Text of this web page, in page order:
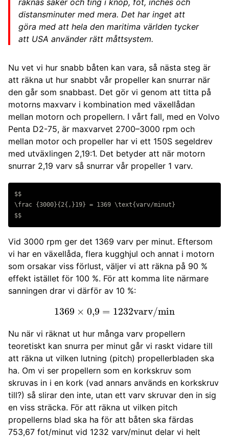
räknas saker och ting i knop, fot, inches och
distansminuter med mera. Det har inget att
göra med att hela den maritima världen tycker
att USA använder rätt måttsystem.
Nu vet vi hur snabb båten kan vara, så nästa steg är
att räkna ut hur snabbt vår propeller kan snurrar när
den går som snabbast. Det gör vi genom att titta på
motorns maxvarv i kombination med växellådan
mellan motorn och propellern. I vårt fall, med en Volvo
Penta D2-75, är maxvarvet 2700–3000 rpm och
mellan motor och propeller har vi ett 150S segeldrev
med utväxlingen 2,19:1. Det betyder att när motorn
snurrar 2,19 varv så snurrar vår propeller 1 varv.
$$
\frac {3000}{2{,}19} = 1369 \text{varv/minut}
Vid 3000 rpm ger det 1369 varv per minut. Eftersom
vi har en växellåda, flera kugghjul och annat i motorn
som orsakar viss förlust, väljer vi att räkna på 90 %
effekt istället för 100 %. För att komma lite närmare
sanningen drar vi därför av 10 %:
1369× 0 ,9 1232varv/min
Nu när vi räknat ut hur många varv propellern
teoretiskt kan snurra per minut går vi raskt vidare till
att räkna ut vilken lutning (pitch) propellerbladen ska
ha. Om vi ser propellern som en korkskruv som
skruvas in i en kork (vad annars används en korkskruv
till?) så slirar den inte, utan ett varv skruvar den in sig
en viss sträcka. För att räkna ut vilken pitch
propellerns blad ska ha för att båten ska färdas
753,67 fot/minut vid 1232 varv/minut delar vi helt